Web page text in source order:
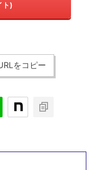
ト)
をコピー